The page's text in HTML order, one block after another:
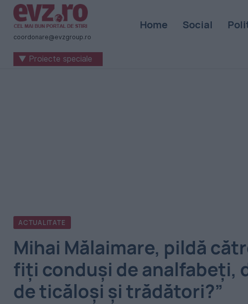
Știri
naționale
internaționale
coordonare@evzgroup.ro
Home Social
▼ Proiecte speciale
ACTUALITATE
Mihai Mălaimare, pildă
fiți conduși de analfabeți,
de ticăloși și trădători?”